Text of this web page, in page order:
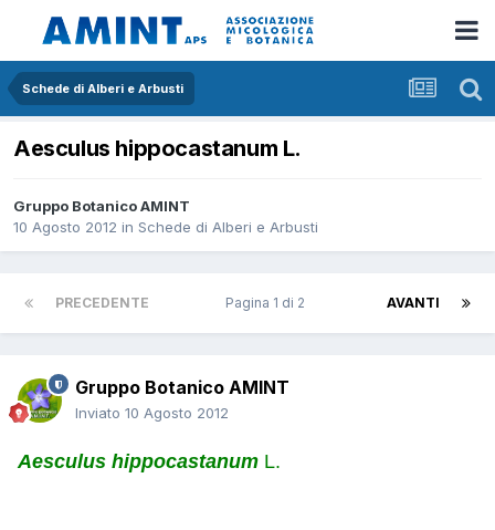
Schede di Alberi e Arbusti
Aesculus hippocastanum L.
Gruppo Botanico AMINT
10 Agosto 2012 in Schede di Alberi e Arbusti
PRECEDENTE AVANTI
Pagina 1 di 2
Gruppo Botanico AMINT
Inviato 10 Agosto 2012
Aesculus hippocastanum L.